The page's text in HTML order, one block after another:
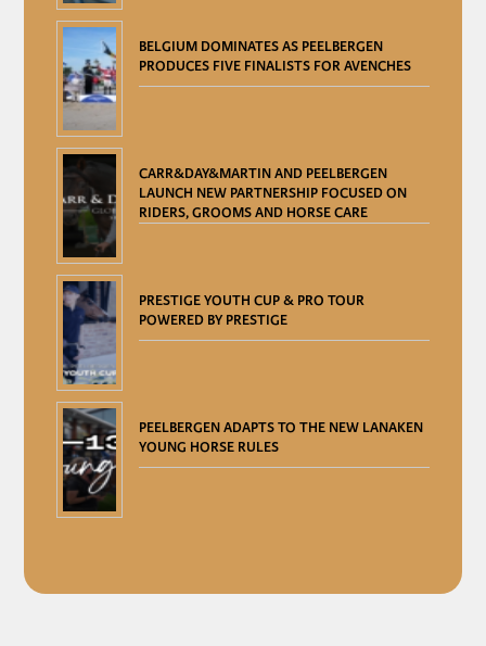
BELGIUM DOMINATES AS PEELBERGEN
PRODUCES FIVE FINALISTS FOR AVENCHES
CARR&DAY&MARTIN AND PEELBERGEN
LAUNCH NEW PARTNERSHIP FOCUSED ON
RIDERS, GROOMS AND HORSE CARE
PRESTIGE YOUTH CUP & PRO TOUR
POWERED BY PRESTIGE
PEELBERGEN ADAPTS TO THE NEW LANAKEN
YOUNG HORSE RULES